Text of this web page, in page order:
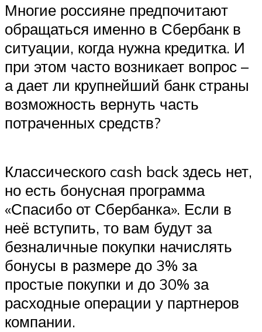
Многие россияне предпочитают
обращаться именно в Сбербанк в
ситуации, когда нужна кредитка. И
при этом часто возникает вопрос –
а дает ли крупнейший банк страны
возможность вернуть часть
потраченных средств?
Классического cash back здесь нет,
но есть бонусная программа
«Спасибо от Сбербанка». Если в
неё вступить, то вам будут за
безналичные покупки начислять
бонусы в размере до 3% за
простые покупки и до 30% за
расходные операции у партнеров
компании.